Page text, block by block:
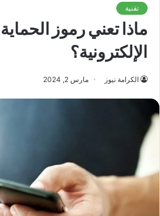
تقنية
ماذا تعني رموز
الإلكترونية؟
الكرامة نيوز مارس 2, 2024